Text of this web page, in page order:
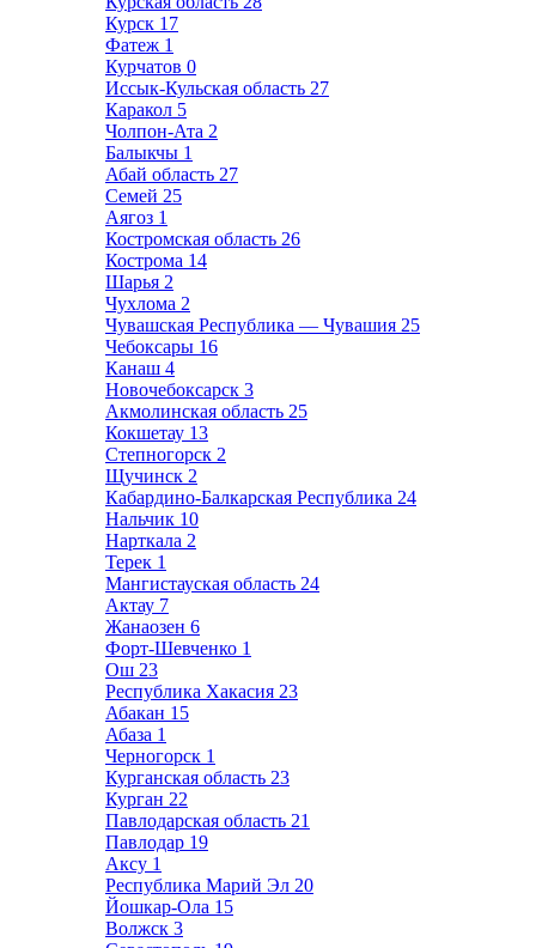
Курск 17
Фатеж 1
Курчатов 0
Иссык-Кульская область 27
Каракол 5
Чолпон-Ата 2
Балыкчы 1
Абай область 27
Семей 25
Аягоз 1
Костромская область 26
Кострома 14
Шарья 2
Чухлома 2
Чувашская Республика — Чувашия 25
Чебоксары 16
Канаш 4
Новочебоксарск 3
Акмолинская область 25
Кокшетау 13
Степногорск 2
Щучинск 2
Кабардино-Балкарская Республика 24
Нальчик 10
Нарткала 2
Терек 1
Мангистауская область 24
Актау 7
Жанаозен 6
Форт-Шевченко 1
Ош 23
Республика Хакасия 23
Абакан 15
Абаза 1
Черногорск 1
Курганская область 23
Курган 22
Павлодарская область 21
Павлодар 19
Аксу 1
Республика Марий Эл 20
Йошкар-Ола 15
Волжск 3